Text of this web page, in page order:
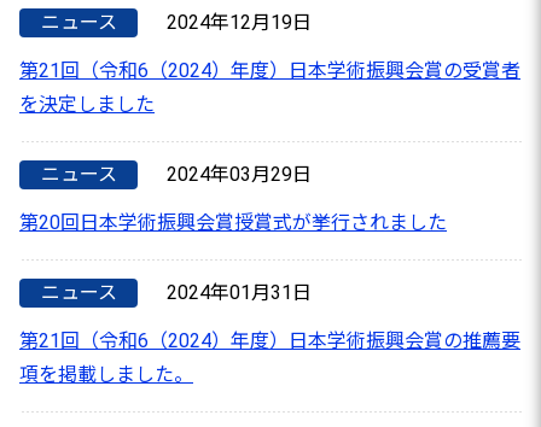
ニュース 2024年12月19日
第21回（令和6（2024）年度）日本学術振興会賞の受賞者
を決定しました
ニュース 2024年03月29日
第20回日本学術振興会賞授賞式が挙行されました
ニュース 2024年01月31日
第21回（令和6（2024）年度）日本学術振興会賞の推薦要
項を掲載しました。